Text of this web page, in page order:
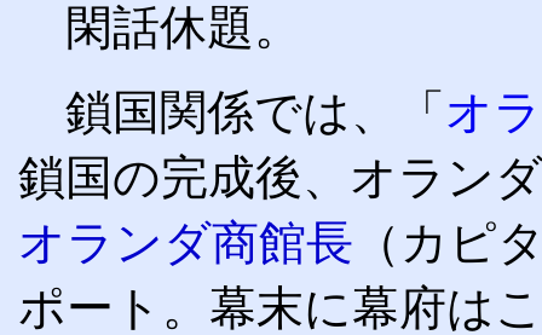
閑話休題。
鎖国関係では、「 オ
鎖国の完成後、オラン
オランダ商館長 （カピ
ポート。幕末に幕府は